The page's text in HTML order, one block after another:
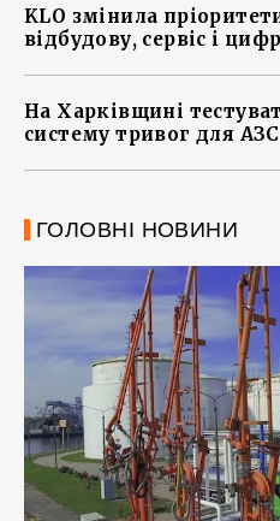
KLO змінила
відбудову, сервіс і
На Харківщині
систему тривог для АЗС
ГОЛОВНІ НОВИНИ